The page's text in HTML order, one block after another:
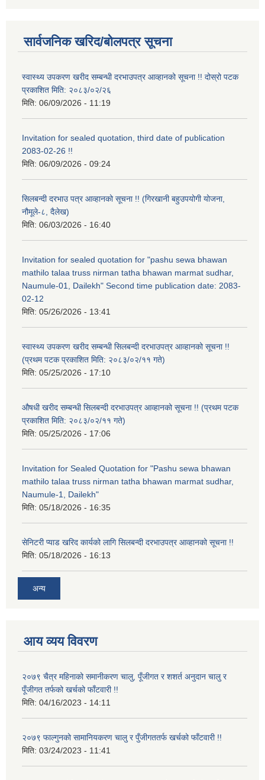
सार्वजनिक खरिद/बोलपत्र सूचना
स्वास्थ्य उपकरण खरीद सम्बन्धी दरभाउपत्र आव्हानको सूचना !! दोस्रो पटक
प्रकाशित मिति: २०८३/०२/२६
मिति: 06/09/2026 - 11:19
Invitation for sealed quotation, third date of publication
2083-02-26 !!
मिति: 06/09/2026 - 09:24
सिलबन्दी दरभाउ पत्र आव्हानको सूचना !! (गिरखानी बहुउपयोगी योजना,
नौमूले-८, दैलेख)
मिति: 06/03/2026 - 16:40
Invitation for sealed quotation for "pashu sewa bhawan
mathilo talaa truss nirman tatha bhawan marmat sudhar,
Naumule-01, Dailekh" Second time publication date: 2083-
02-12
मिति: 05/26/2026 - 13:41
स्वास्थ्य उपकरण खरीद सम्बन्धी सिलबन्दी दरभाउपत्र आव्हानको सूचना !!
(प्रथम पटक प्रकाशित मिति: २०८३/०२/११ गते)
मिति: 05/25/2026 - 17:10
औषधी खरीद सम्बन्धी सिलबन्दी दरभाउपत्र आव्हानको सूचना !! (प्रथम पटक
प्रकाशित मिति: २०८३/०२/११ गते)
मिति: 05/25/2026 - 17:06
Invitation for Sealed Quotation for "Pashu sewa bhawan
mathilo talaa truss nirman tatha bhawan marmat sudhar,
Naumule-1, Dailekh"
मिति: 05/18/2026 - 16:35
सेनिटरी प्याड खरिद कार्यको लागि सिलबन्दी दरभाउपत्र आव्हानको सूचना !!
मिति: 05/18/2026 - 16:13
अन्य
आय व्यय विवरण
२०७९ चैत्र महिनाको समानीकरण चालु, पूँजीगत र शशर्त अनुदान चालु र
पूँजीगत तर्फको खर्चको फाँटवारी !!
मिति: 04/16/2023 - 14:11
२०७९ फाल्गुनको सामानियकरण चालु र पुँजीगततर्फ खर्चको फाँटवारी !!
मिति: 03/24/2023 - 11:41